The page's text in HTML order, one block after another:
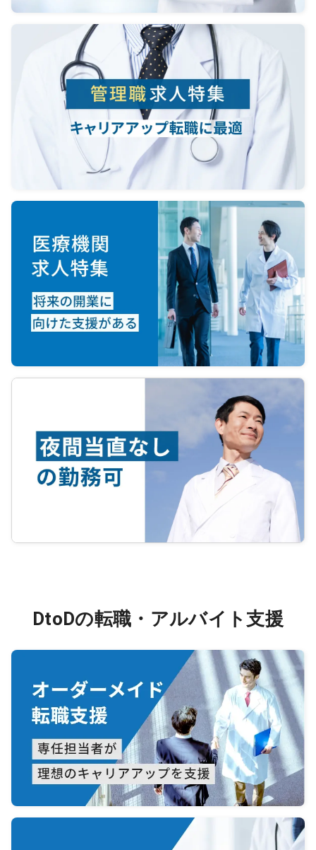
DtoDの転職・アルバイト支援